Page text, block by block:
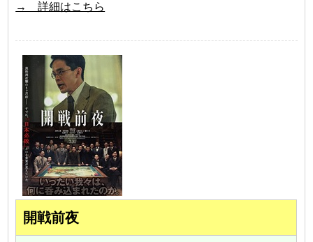
→ 詳細はこちら
開戦前夜